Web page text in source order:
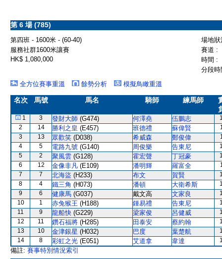
第 6 場 (785)
第四班 - 1600米 - (60-40)
場地
服務社群1600米讓賽
賽道 :
HK$ 1,080,000
時間 :
分段
全方位賽事重溫
餘勢分析 模擬鳥瞰重溫
名次 馬號 馬名 騎師 練馬師
1 3 發財大師 (G474) 何澤堯 伍鵬志
2
14 勝利之皇 (E457) 班德禮 蘇偉賢
3
13 眾歡笑 (D038) 希威森 鄭俊偉
4
5 電路九號 (G140) 周俊樂 告東尼
5
2 聚風雲 (G128) 霍宏聲 丁冠豪
6
12 金像非凡 (E109) 潘明輝 羅富全
7
7 北海盜 (H233) 布文 賀賢
8
4 鐵三角 (H073) 潘頓 大衛希斯
9
6 健康馬 (G037) 戴文高 文家良
10
1 赤兔猴王 (H188) 鍾易禮 告東尼
11
9 龍船快 (G229) 梁家俊 呂健威
12
11 鑽石福將 (H285) 田泰安 蔡約翰
13
10 金津銀星 (H032) 巴度 葉楚航
14
8 彩虹之光 (E051) 艾道拿 韋達
備註: 賽事特別情況索引